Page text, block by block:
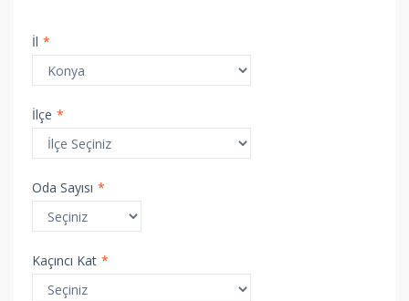
İl *
İlçe *
Oda Sayısı *
Kaçıncı Kat *